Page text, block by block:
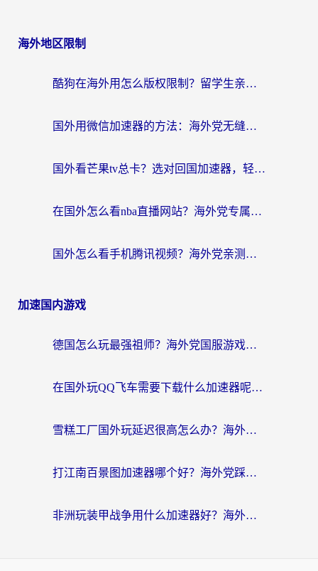
海外地区限制
酷狗在海外用怎么版权限制？留学生亲测：3步解决听国内音乐难题
国外用微信加速器的方法：海外党无缝连接国内生活的实用指南
国外看芒果tv总卡？选对回国加速器，轻松追《浪姐》不费劲
在国外怎么看nba直播网站？海外党专属体育观赛指南，告别地区限制！
国外怎么看手机腾讯视频？海外党亲测有效的追剧加速器选择指南
加速国内游戏
德国怎么玩最强祖师？海外党国服游戏加速器选择全攻略（附宝可梦Online实测）
在国外玩QQ飞车需要下载什么加速器呢？海外党亲测有效的国服游戏加速指南
雪糕工厂国外玩延迟很高怎么办？海外玩家国服游戏加速终极攻略（附实测推荐）
打江南百景图加速器哪个好？海外党踩坑N次后，终于找到不卡的秘诀
非洲玩装甲战争用什么加速器好？海外党亲测有效的国服游戏加速方案